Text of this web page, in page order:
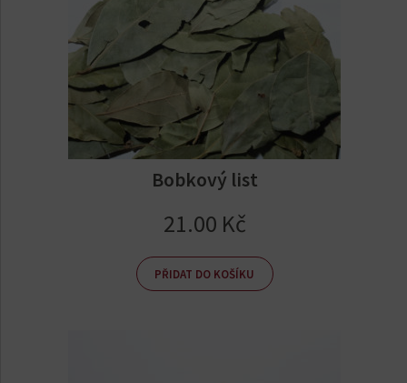
Bobkový list
21.00 Kč
PŘIDAT DO KOŠÍKU